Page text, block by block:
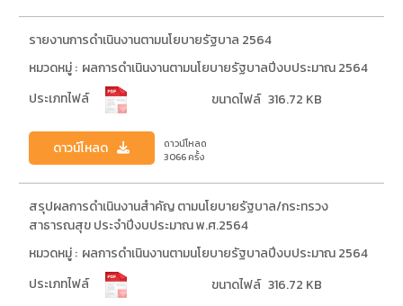
รายงานการดำเนินงานตามนโยบายรัฐบาล 2564
หมวดหมู่ : ผลการดำเนินงานตามนโยบายรัฐบาลปีงบประมาณ 2564
ประเภทไฟล์
ขนาดไฟล์ 316.72 KB
ดาวน์โหลด
ดาวน์โหลด
3066ครั้ง
สรุปผลการดําเนินงานสําคัญ ตามนโยบายรัฐบาล/กระทรวง
สาธารณสุข ประจําปีงบประมาณ พ.ศ.2564
หมวดหมู่ : ผลการดำเนินงานตามนโยบายรัฐบาลปีงบประมาณ 2564
ประเภทไฟล์
ขนาดไฟล์ 316.72 KB